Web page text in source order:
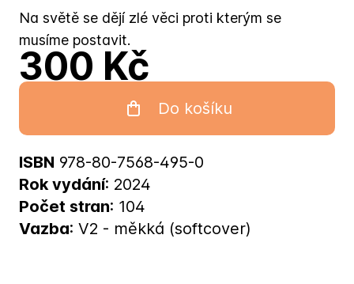
Na světě se dějí zlé věci proti kterým se
musíme postavit.
300 Kč
Do košíku
ISBN 978-80-7568-495-0
Rok vydání: 2024
Počet stran: 104
Vazba: V2 - měkká (softcover)